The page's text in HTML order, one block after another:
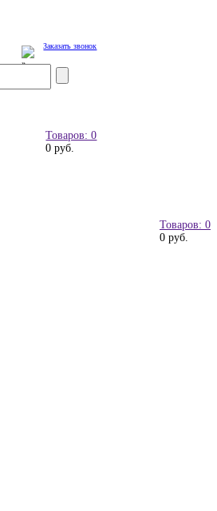
Заказать звонок
Товаров: 0
0 руб.
Товаров: 0
0 руб.